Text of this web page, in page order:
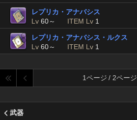
レプリカ・アナバシス
Lv 60～ ITEM Lv 1
レプリカ・アナバシス・ルクス
Lv 60～ ITEM Lv 1
1ページ / 2ページ
武器